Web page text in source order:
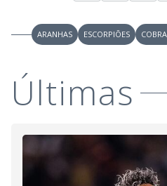
ARANHAS ESCORPIÕES
Últimas